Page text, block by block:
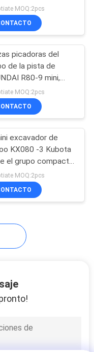
el excavador
MOQ:2pcs
picadoras del
de la pista de
R80-9 mini,
compactas
del excavador
MOQ:2pcs
excavador de
KX080 -3 Kubota
el grupo compacto
pista del excavador
MOQ:2pcs